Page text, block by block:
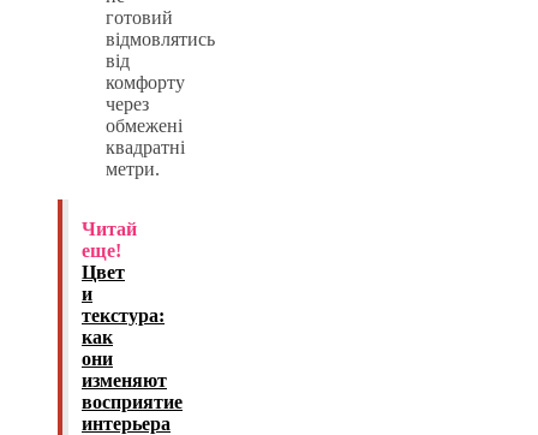
готовий
відмовлятись
від
комфорту
через
обмежені
квадратні
метри.
Читай
еще!
Цвет
и
текстура:
как
они
изменяют
восприятие
интерьера